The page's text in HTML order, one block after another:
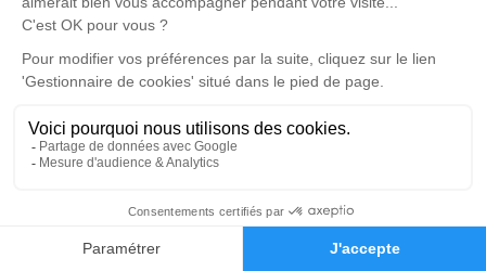
Faire-part Hommages
Un service de plantation d’arbre hommage est
disponible ici.
Je rends hommage
Cérémonie civile
Crématorium d'Amiens
Avenue François Mitterrand